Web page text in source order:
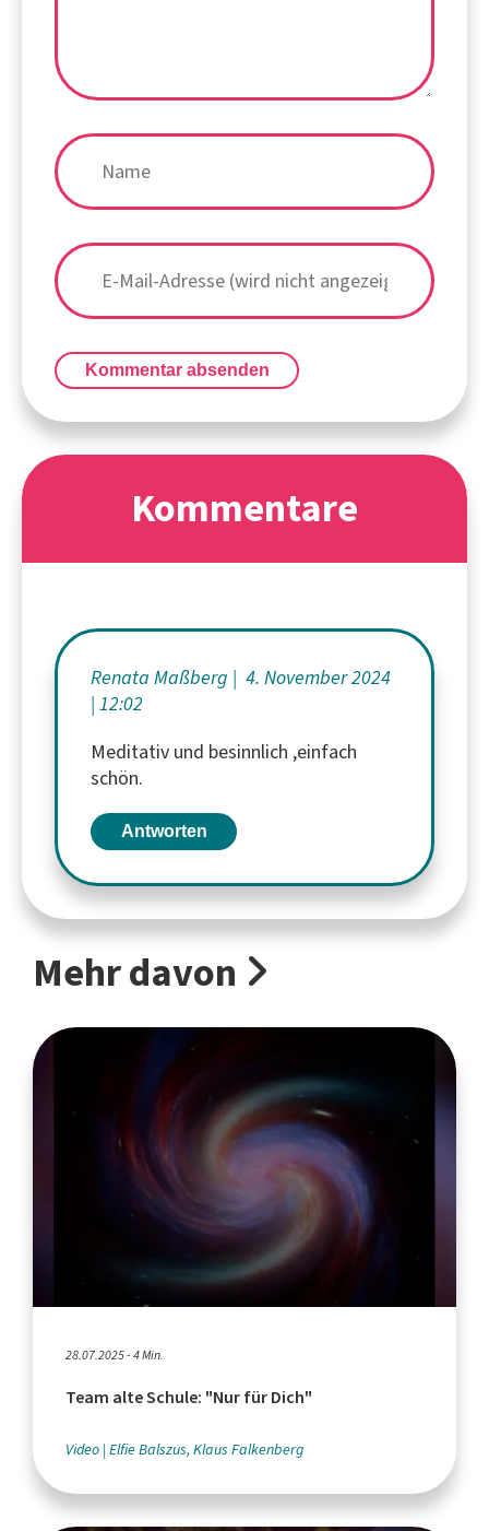
Kommentar absenden
Kommentare
Renata Maßberg
4. November 2024
12:02
Meditativ und besinnlich ,einfach
schön.
Antworten
Mehr davon
28.07.2025 - 4 Min.
Team alte Schule: "Nur für Dich"
Video Elfie Balszus, Klaus Falkenberg